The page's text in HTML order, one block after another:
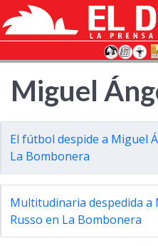
Miguel
El fútbol despide a Miguel
La Bombonera
Multitudinaria despedida a
Russo en La Bombonera